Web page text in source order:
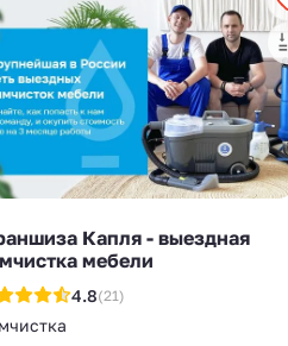
Капля - выездная
мебели
4.8(21)